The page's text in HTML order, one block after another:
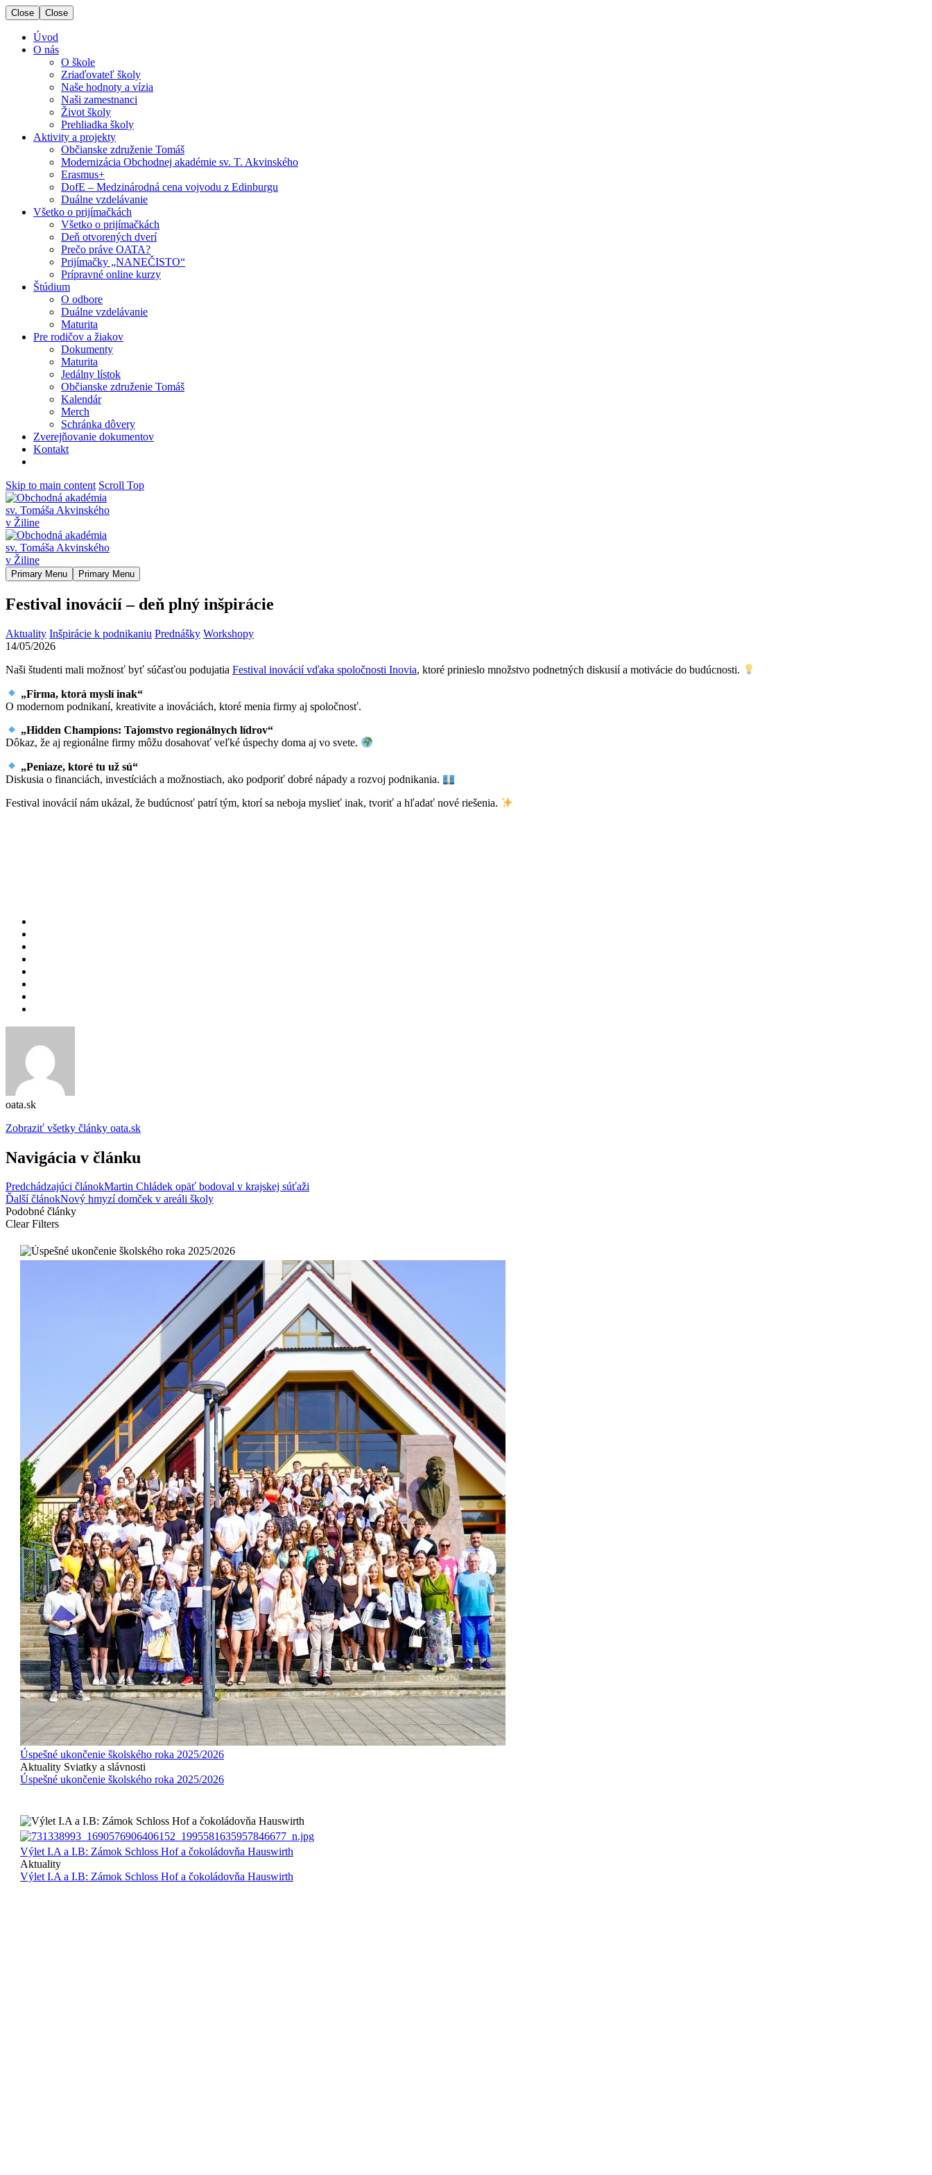
Close Close
Úvod
O nás
O škole
Zriaďovateľ školy
Naše hodnoty a vízia
Naši zamestnanci
Život školy
Prehliadka školy
Aktivity a projekty
Občianske združenie Tomáš
Modernizácia Obchodnej akadémie sv. T. Akvinského
Erasmus+
DofE – Medzinárodná cena vojvodu z Edinburgu
Duálne vzdelávanie
Všetko o prijímačkách
Všetko o prijímačkách
Deň otvorených dverí
Prečo práve OATA?
Prijímačky „NANEČISTO“
Prípravné online kurzy
Štúdium
O odbore
Duálne vzdelávanie
Maturita
Pre rodičov a žiakov
Dokumenty
Maturita
Jedálny lístok
Občianske združenie Tomáš
Kalendár
Merch
Schránka dôvery
Zverejňovanie dokumentov
Kontakt
Skip to main content Scroll Top
Primary Menu Primary Menu
Festival inovácií – deň plný inšpirácie
Aktuality Inšpirácie k podnikaniu Prednášky Workshopy
14/05/2026
Naši študenti mali možnosť byť súčasťou podujatia Festival inovácií vďaka spoločnosti Inovia, ktoré prinieslo množstvo podnetných diskusií a motivácie do budúcnosti.
„Firma, ktorá myslí inak“
O modernom podnikaní, kreativite a inováciách, ktoré menia firmy aj spoločnosť.
„Hidden Champions: Tajomstvo regionálnych lídrov“
Dôkaz, že aj regionálne firmy môžu dosahovať veľké úspechy doma aj vo svete.
„Peniaze, ktoré tu už sú“
Diskusia o financiách, investíciách a možnostiach, ako podporiť dobré nápady a rozvoj podnikania.
Festival inovácií nám ukázal, že budúcnosť patrí tým, ktorí sa neboja myslieť inak, tvoriť a hľadať nové riešenia.
oata.sk
Zobraziť všetky články oata.sk
Navigácia v článku
Predchádzajúci článokMartin Chládek opäť bodoval v krajskej súťaži
Ďalší článokNový hmyzí domček v areáli školy
Podobné články
Clear Filters
Úspešné ukončenie školského roka 2025/2026
Aktuality Sviatky a slávnosti
Úspešné ukončenie školského roka 2025/2026
Výlet I.A a I.B: Zámok Schloss Hof a čokoládovňa Hauswirth
Aktuality
Výlet I.A a I.B: Zámok Schloss Hof a čokoládovňa Hauswirth